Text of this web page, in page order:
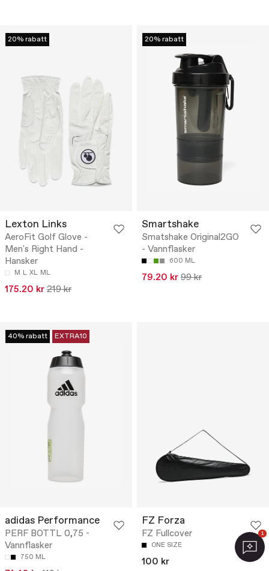
20% rabatt
Lexton Links
AeroFit Golf Glove -
Men's Right Hand -
Hansker
M L XL ML
175.20 kr 219 kr
20% rabatt
Smartshake
Smatshake Original2GO
- Vannflasker
600 ML
79.20 kr 99 kr
40% rabatt EXTRA10
adidas Performance
PERF BOTTL 0,75 -
Vannflasker
750 ML
FZ Forza
FZ Fullcover
ONE SIZE
100 kr
1